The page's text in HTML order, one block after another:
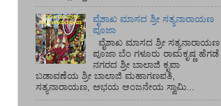
ವೈಶಾಖ ಮಾಸದ ಶ್ರೀ ಸತ್ಯನಾರಾಯಣ
ಪೂಜಾ
ವೈಶಾಖ ಮಾಸದ ಶ್ರೀ ಸತ್ಯನಾರಾಯಣ
ಪೂಜಾ ಬೆಂ ಗಳೂರು ರಾಮಕೃಷ್ಣ ಹೆಗಡೆ
ನಗರದ ಶ್ರೀ ಬಾಲಾಜಿ ಕೃಪಾ
ಬಡಾವಣೆಯ ಶ್ರೀ ಬಾಲಾಜಿ ಮಹಾಗಣಪತಿ,
ಸತ್ಯನಾರಾಯಣ, ಅಭಯ ಆಂಜನೇಯ ಸ್ವಾಮಿ...